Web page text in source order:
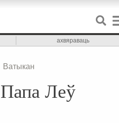
ахвяраваць
Ватыкан
Леў